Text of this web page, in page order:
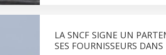
LA SNCF SIGNE UN
SES FOURNISSEURS